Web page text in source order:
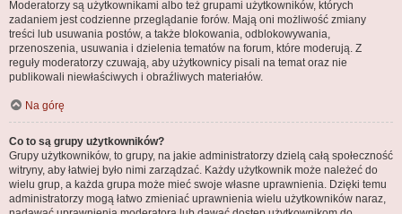
Moderatorzy są użytkownikami albo też grupami użytkowników, których
zadaniem jest codzienne przeglądanie forów. Mają oni możliwość zmiany
treści lub usuwania postów, a także blokowania, odblokowywania,
przenoszenia, usuwania i dzielenia tematów na forum, które moderują. Z
reguły moderatorzy czuwają, aby użytkownicy pisali na temat oraz nie
publikowali niewłaściwych i obraźliwych materiałów.
Na górę
Co to są grupy użytkowników?
Grupy użytkowników, to grupy, na jakie administratorzy dzielą całą społeczność
witryny, aby łatwiej było nimi zarządzać. Każdy użytkownik może należeć do
wielu grup, a każda grupa może mieć swoje własne uprawnienia. Dzięki temu
administratorzy mogą łatwo zmieniać uprawnienia wielu użytkowników naraz,